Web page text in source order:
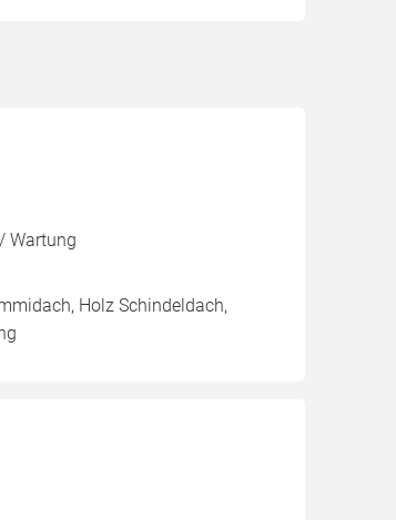
Wartung
Holz Schindeldach,